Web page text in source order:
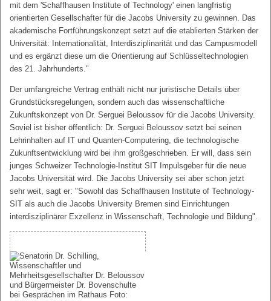
mit dem 'Schaffhausen Institute of Technology' einen langfristig
orientierten Gesellschafter für die Jacobs University zu gewinnen. Das
akademische Fortführungskonzept setzt auf die etablierten Stärken der
Universität: Internationalität, Interdisziplinarität und das Campusmodell
und es ergänzt diese um die Orientierung auf Schlüsseltechnologien
des 21. Jahrhunderts."
Der umfangreiche Vertrag enthält nicht nur juristische Details über
Grundstücksregelungen, sondern auch das wissenschaftliche
Zukunftskonzept von Dr. Serguei Beloussov für die Jacobs University.
Soviel ist bisher öffentlich: Dr. Serguei Beloussov setzt bei seinen
Lehrinhalten auf IT und Quanten-Computering, die technologische
Zukunftsentwicklung wird bei ihm großgeschrieben. Er will, dass sein
junges Schweizer Technologie-Institut SIT Impulsgeber für die neue
Jacobs Universität wird. Die Jacobs University sei aber schon jetzt
sehr weit, sagt er: "Sowohl das Schaffhausen Institute of Technology-
SIT als auch die Jacobs University Bremen sind Einrichtungen
interdisziplinärer Exzellenz in Wissenschaft, Technologie und Bildung".